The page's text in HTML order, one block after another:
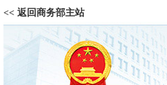
<< 返回商务部主站